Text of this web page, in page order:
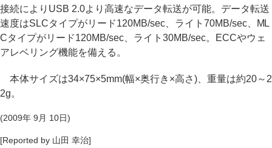
接続によりUSB 2.0より高速なデータ転送が可能。データ転送
速度はSLCタイプがリード120MB/sec、ライト70MB/sec、ML
Cタイプがリード120MB/sec、ライト30MB/sec。ECCやウェ
アレベリング機能を備える。
本体サイズは34×75×5mm(幅×奥行き×高さ)、重量は約20～2
2g。
(2009年 9月 10日)
[Reported by 山田 幸治]